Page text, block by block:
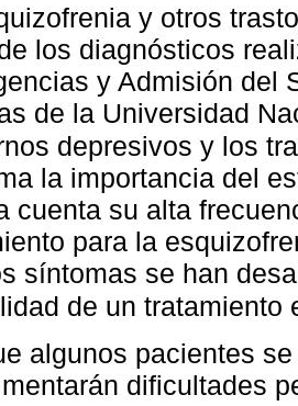
y otros
los diagnósticos
y Admisión del
de la Universidad
depresivos y los
la importancia del
cuenta su alta
para la
síntomas se han
de un tratamiento
algunos pacientes
dificultades